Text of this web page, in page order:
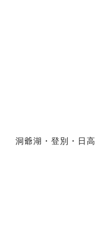
洞爺湖・登別・日高